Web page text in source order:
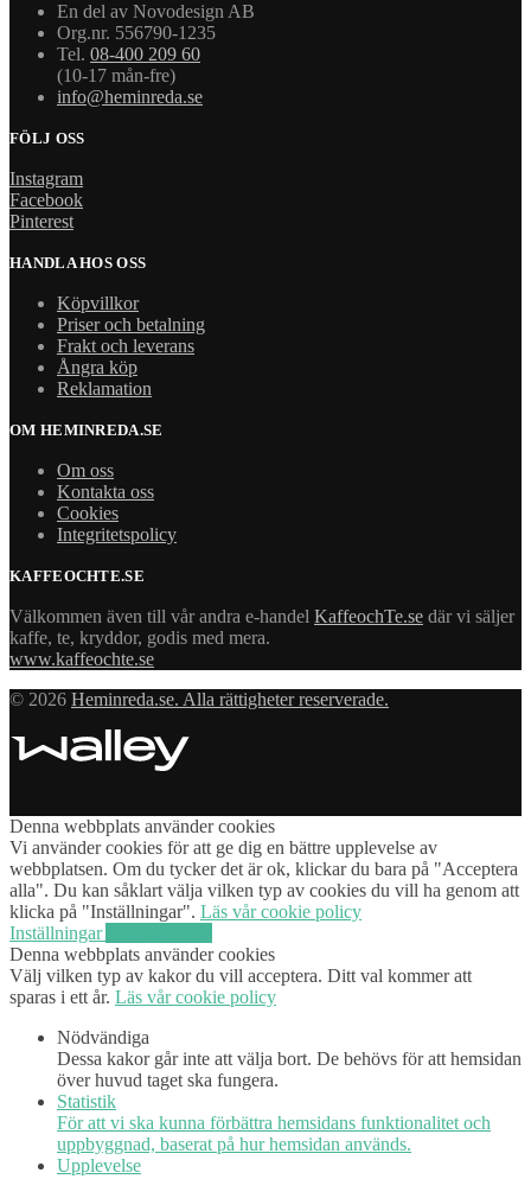
En del av Novodesign AB
Org.nr. 556790-1235
Tel. 08-400 209 60
(10-17 mån-fre)
info@heminreda.se
FÖLJ OSS
Instagram
Facebook
Pinterest
HANDLA HOS OSS
Köpvillkor
Priser och betalning
Frakt och leverans
Ångra köp
Reklamation
OM HEMINREDA.SE
Om oss
Kontakta oss
Cookies
Integritetspolicy
KAFFEOCHTE.SE
Välkommen även till vår andra e-handel KaffeochTe.se där vi säljer
kaffe, te, kryddor, godis med mera.
www.kaffeochte.se
© 2026 Heminreda.se. Alla rättigheter reserverade.
Denna webbplats använder cookies
Vi använder cookies för att ge dig en bättre upplevelse av
webbplatsen. Om du tycker det är ok, klickar du bara på "Acceptera
alla". Du kan såklart välja vilken typ av cookies du vill ha genom att
klicka på "Inställningar". Läs vår cookie policy
Inställningar
Denna webbplats använder cookies
Välj vilken typ av kakor du vill acceptera. Ditt val kommer att
sparas i ett år. Läs vår cookie policy
Nödvändiga
Dessa kakor går inte att välja bort. De behövs för att hemsidan
över huvud taget ska fungera.
Statistik
För att vi ska kunna förbättra hemsidans funktionalitet och
uppbyggnad, baserat på hur hemsidan används.
Upplevelse